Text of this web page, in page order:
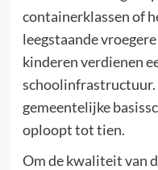
containerklassen of
leegstaande
kinderen verdienen
schoolinfrastructuur.
gemeentelijke
oploopt tot tien.
Om de kwaliteit van